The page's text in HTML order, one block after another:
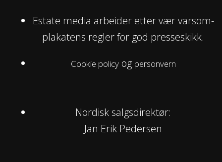
Estate media arbeider etter vær varsom-
plakatens regler for god presseskikk.
Cookie policyog personvern
Nordisk salgsdirektør:
Jan Erik Pedersen